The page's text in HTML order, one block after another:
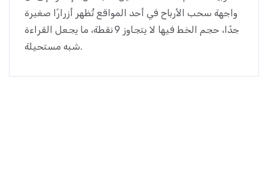
واجهة سحب الأرباح في أحد المواقع تُظهر أزرارًا صغيرة
جدًا، حجم الخط فيها لا يتجاوز 9 نقطة، ما يجعل القراءة
شبه مستحيلة.